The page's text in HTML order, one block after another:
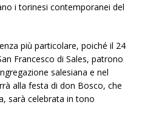
i torinesi contemporanei del
più particolare, poiché il 24
Francesco di Sales, patrono
salesiana e nel
alla festa di don Bosco, che
sarà celebrata in tono